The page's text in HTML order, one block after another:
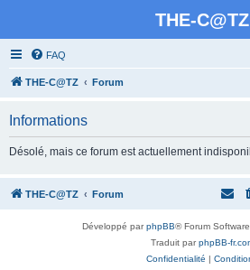
THE-C@TZ
FAQ
THE-C@TZ Forum
Informations
Désolé, mais ce forum est actuellement
THE-C@TZ Forum
Développé parphpBB® Forum
Traduit parphpBB-
Confidentialité |